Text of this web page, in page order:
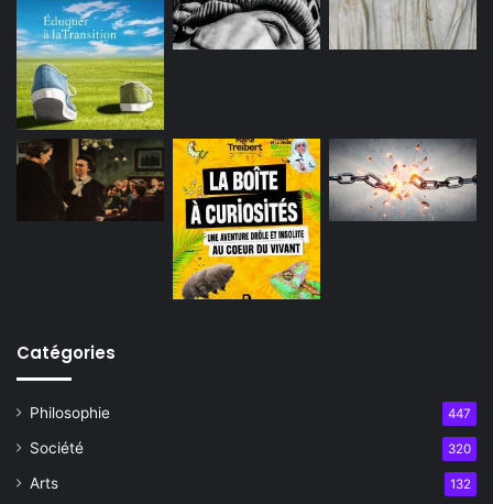
Catégories
Philosophie 447
Société 320
Arts 132